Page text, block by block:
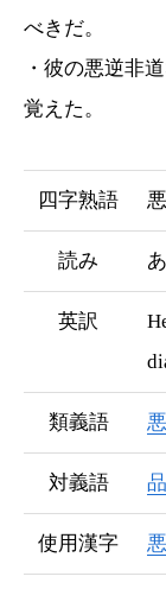
べきだ。
・彼の悪逆非
覚えた。
四字熟語
読み
英訳
類義語
対義語
使用漢字 悪